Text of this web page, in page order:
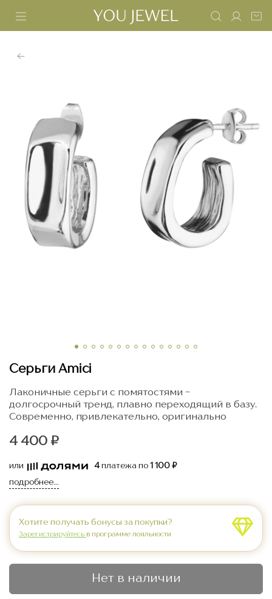
Серьги Amici
4 400 ₽
или 4 платежа по 1 100 ₽
подробнее...
Хотите получать бонусы за покупки?
Зарегистрируйтесь в программе лояльности
Нет в наличии
Лаконичные серьги с помятостями -
долгосрочный тренд, плавно переходящий в базу.
Современно, привлекательно, оригинально